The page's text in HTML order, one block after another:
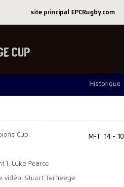
site principal EPCRugby.com
Historique
Cup
1: Luke Pearce
vidéo: Stuart Terheege
M-T 14 - 10